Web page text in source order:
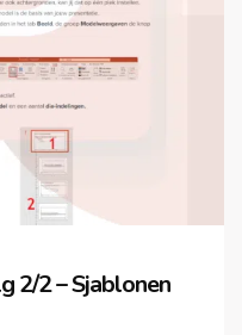
2/2 – Sjablonen